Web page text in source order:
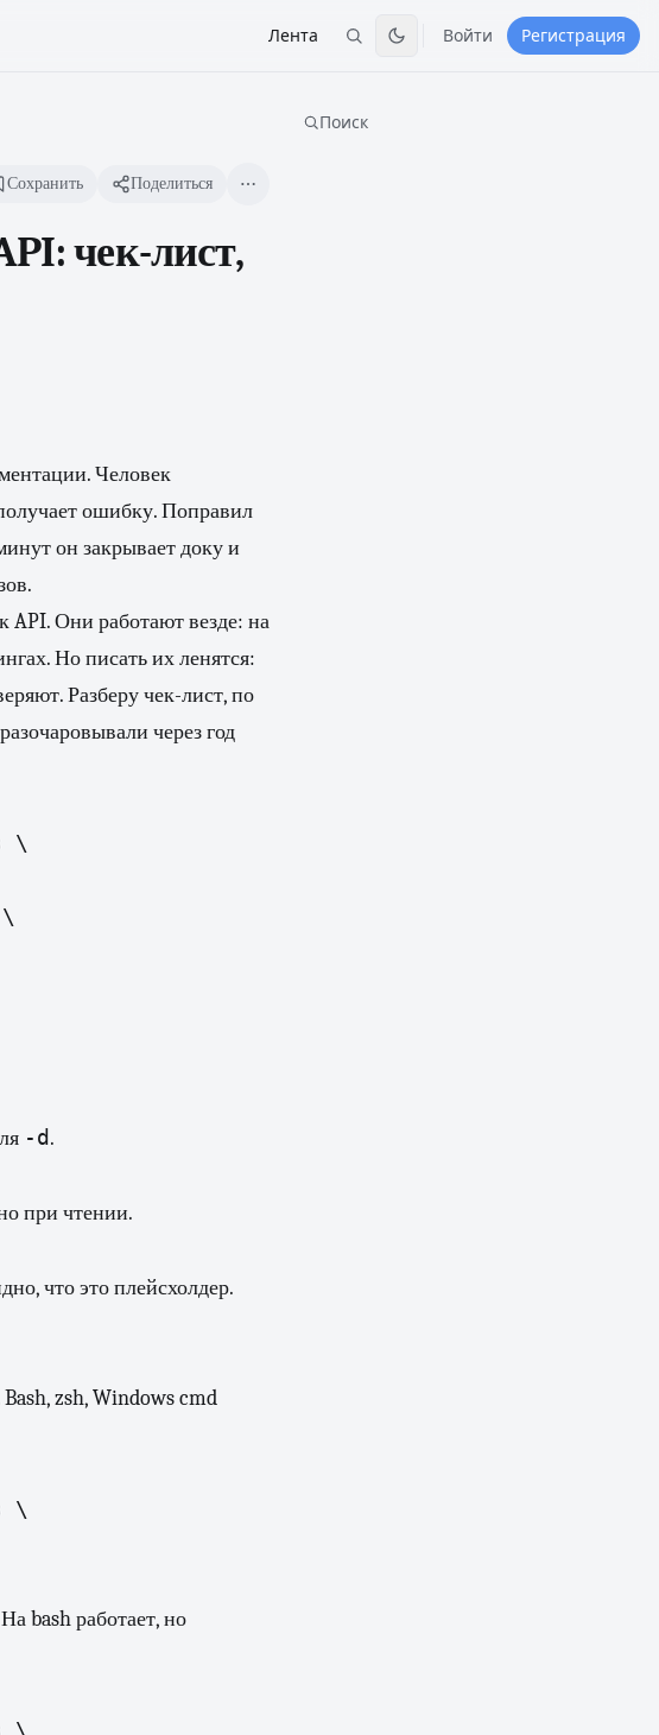
Лента Войти Регистрация
Сохранить Поделиться
чек-лист,
Человек
ошибку. Поправил
он закрывает доку и
Они работают везде: на
Но писать их ленятся:
Разберу чек-лист, по
через год
\
-d.
при чтении.
что это плейсхолдер.
zsh, Windows cmd
\
bash работает, но
\
Поиск